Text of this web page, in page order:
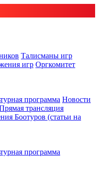
Талисманы игр
игр Оргкомитет
программа Новости
трансляция
Боотуров (статьи на
программа